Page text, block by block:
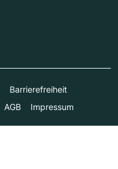
Barrierefreiheit
AGB Impressum